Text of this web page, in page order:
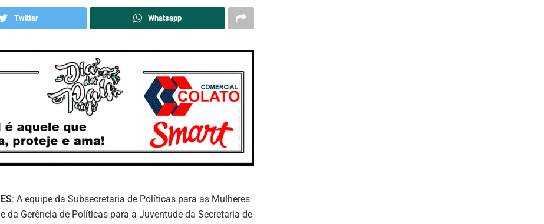
Twittar Whatsapp
ES: A equipe da Subsecretaria de Políticas para as Mulheres
e da Gerência de Políticas para a Juventude da Secretaria de